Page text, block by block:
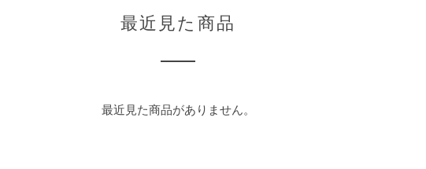
最近見た商品
最近見た商品がありません。